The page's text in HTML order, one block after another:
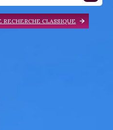
CLASSIQUE